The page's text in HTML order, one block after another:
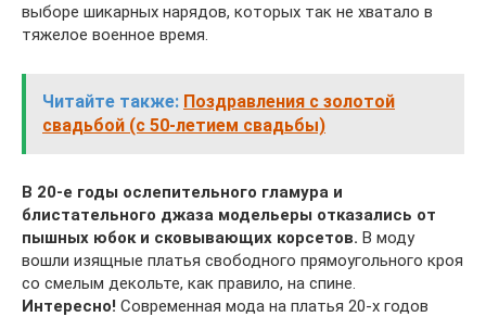
выборе шикарных нарядов, которых так не хватало в
тяжелое военное время.
Читайте также: Поздравления с золотой
свадьбой (с 50-летием свадьбы)
В 20-е годы ослепительного гламура и
блистательного джаза модельеры отказались от
пышных юбок и сковывающих корсетов. В моду
вошли изящные платья свободного прямоугольного кроя
со смелым декольте, как правило, на спине.
Интересно! Современная мода на платья 20-х годов